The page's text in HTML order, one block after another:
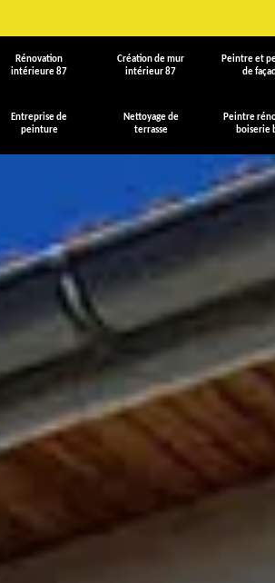
Rénovation
intérieure 87
Création de mur
intérieur 87
Peintre et
de
Entreprise de
peinture
Nettoyage de
terrasse
Peintre
boiserie